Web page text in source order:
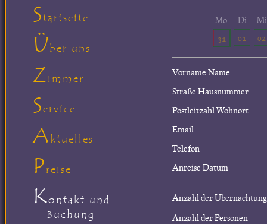
Mo
31
Di
01
Mi
02
Vorname Name
Straße Hausnummer
Postleitzahl Wohnort
Email
Telefon
Anreise Datum
Anzahl der
Anzahl der Personen
Startseite
Über uns
Zimmer
Service
Aktuelles
Preise
Kontakt und
Buchung